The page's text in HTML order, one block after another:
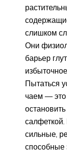
слишком
Они
барьер
Пытаться
чаем — это
сильные,
способные